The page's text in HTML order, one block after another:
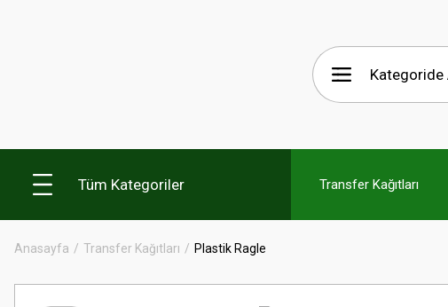
Tüm Kategoriler Transfer Kağıtları
Anasayfa Transfer Kağıtları Plastik Ragle